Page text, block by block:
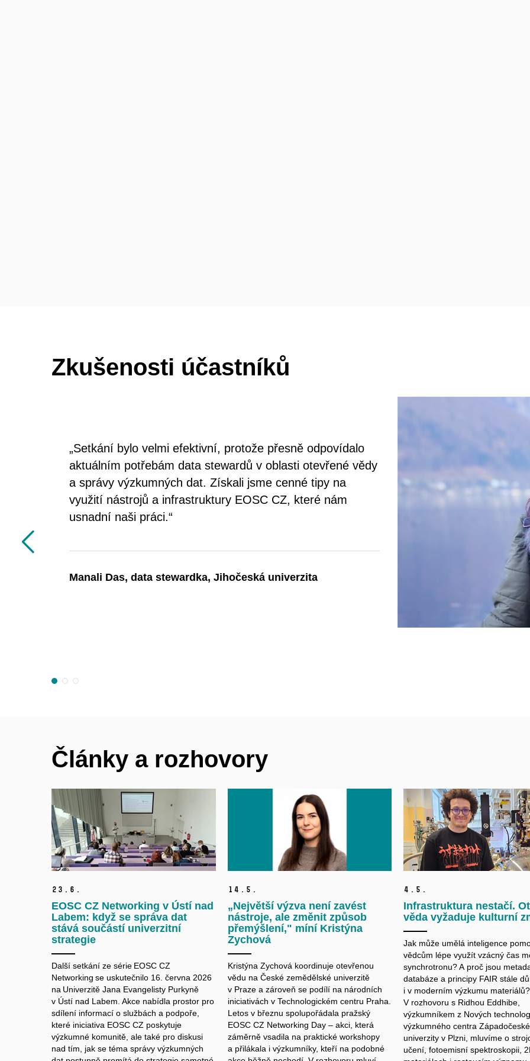
Zkušenosti účastníků
„Setkání bylo velmi efektivní, protože přesně odpovídalo
aktuálním potřebám data stewardů v oblasti otevřené vědy
a správy výzkumných dat. Získali jsme cenné tipy na
využití nástrojů a infrastruktury EOSC CZ, které nám
usnadní naši práci.“
Manali Das, data stewardka, Jihočeská univerzita
Předchozí
Články a rozhovory
23. 6.
EOSC CZ Networking v Ústí nad
Labem: když se správa dat
stává součástí univerzitní
strategie
Další setkání ze série EOSC CZ
Networking se uskutečnilo 16. června 2026
na Univerzitě Jana Evangelisty Purkyně
v Ústí nad Labem. Akce nabídla prostor pro
sdílení informací o službách a podpoře,
které iniciativa EOSC CZ poskytuje
výzkumné komunitě, ale také pro diskusi
nad tím, jak se téma správy výzkumných
14. 5.
„Největší výzva není zavést
nástroje, ale změnit způsob
přemýšlení," míní Kristýna
Zychová
Kristýna Zychová koordinuje otevřenou
vědu na České zemědělské univerzitě
v Praze a zároveň se podílí na národních
iniciativách v Technologickém centru Praha.
Letos v březnu spolupořádala pražský
EOSC CZ Networking Day – akci, která
záměrně vsadila na praktické workshopy
a přilákala i výzkumníky, kteří na podobné
4. 5.
Infrastruktura nestačí.
věda vyžaduje kulturní
Jak může umělá inteligence
vědcům lépe využít vzácný čas
synchrotronu? A proč jsou
databáze a principy FAIR stále
i v moderním výzkumu materiálů?
V rozhovoru s Ridhou Eddhibe,
výzkumníkem z Nových
výzkumného centra Západočeské
univerzity v Plzni, mluvíme o
učení, fotoemisní spektroskopii,